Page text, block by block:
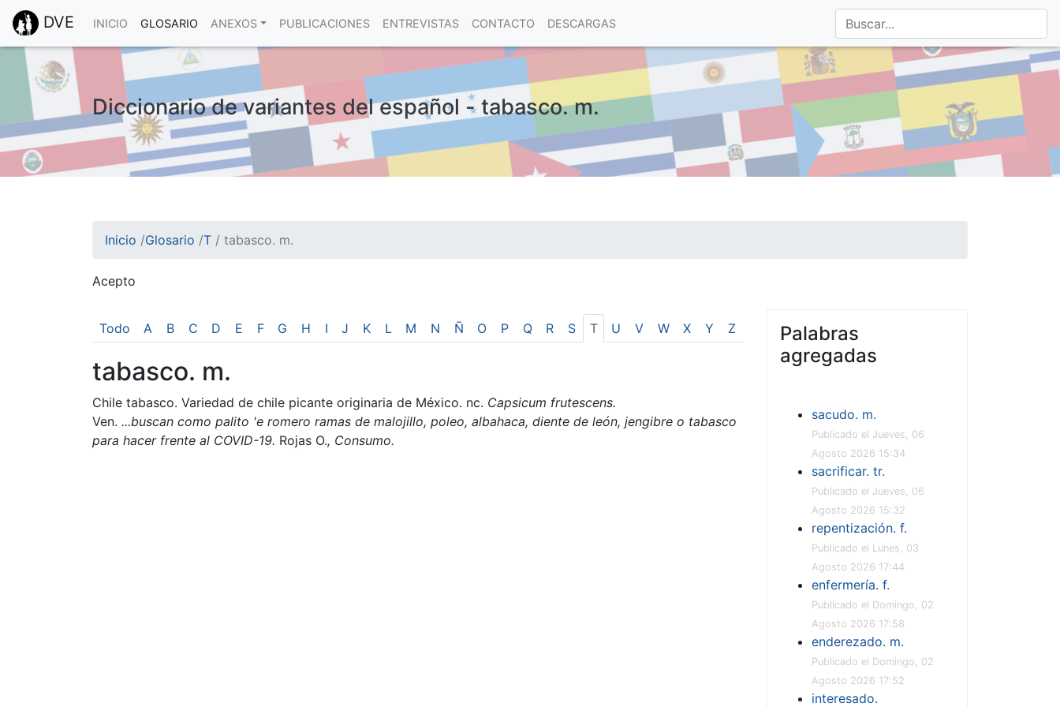
DVE INICIO GLOSARIO ANEXOS PUBLICACIONES ENTREVISTAS CONTACTO DESCARGAS
Diccionario de variantes del español - tabasco. m.
Inicio /Glosario /T / tabasco. m.
Acepto
Todo A B C D E F G H I J K L M N Ñ O P Q R S T U V W X Y Z
tabasco. m.
Chile tabasco. Variedad de chile picante originaria de México. nc. Capsicum frutescens.
Ven. ...buscan como palito 'e romero ramas de malojillo, poleo, albahaca, diente de león, jengibre o tabasco
para hacer frente al COVID-19. Rojas O., Consumo.
Palabras
agregadas
sacudo. m.
Publicado el Jueves, 06
Agosto 2026 15:34
sacrificar. tr.
Publicado el Jueves, 06
Agosto 2026 15:32
repentización. f.
Publicado el Lunes, 03
Agosto 2026 17:44
enfermería. f.
Publicado el Domingo, 02
Agosto 2026 17:58
enderezado. m.
Publicado el Domingo, 02
Agosto 2026 17:52
interesado.